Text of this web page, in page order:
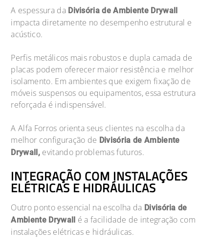
A espessura da Divisória de Ambiente Drywall
impacta diretamente no desempenho estrutural e
acústico.
Perfis metálicos mais robustos e dupla camada de
placas podem oferecer maior resistência e melhor
isolamento. Em ambientes que exigem fixação de
móveis suspensos ou equipamentos, essa estrutura
reforçada é indispensável.
A Alfa Forros orienta seus clientes na escolha da
melhor configuração de Divisória de Ambiente
Drywall,evitando problemas futuros.
INTEGRAÇÃO COM INSTALAÇÕES
ELÉTRICAS E HIDRÁULICAS
Outro ponto essencial na escolha da Divisória de
Ambiente Drywall é a facilidade de integração com
instalações elétricas e hidráulicas.